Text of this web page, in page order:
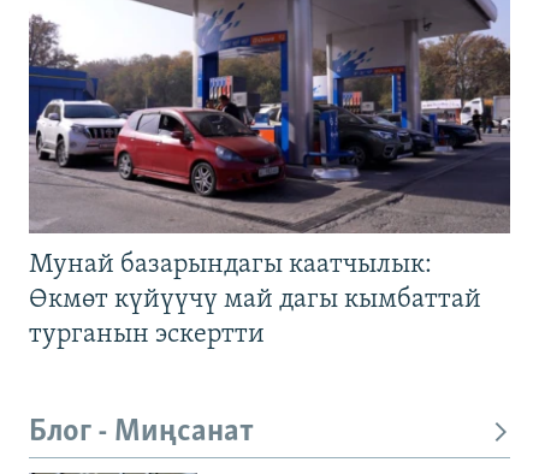
Мунай базарындагы каатчылык:
Өкмөт күйүүчү май дагы кымбаттай
турганын эскертти
Блог - Миңсанат